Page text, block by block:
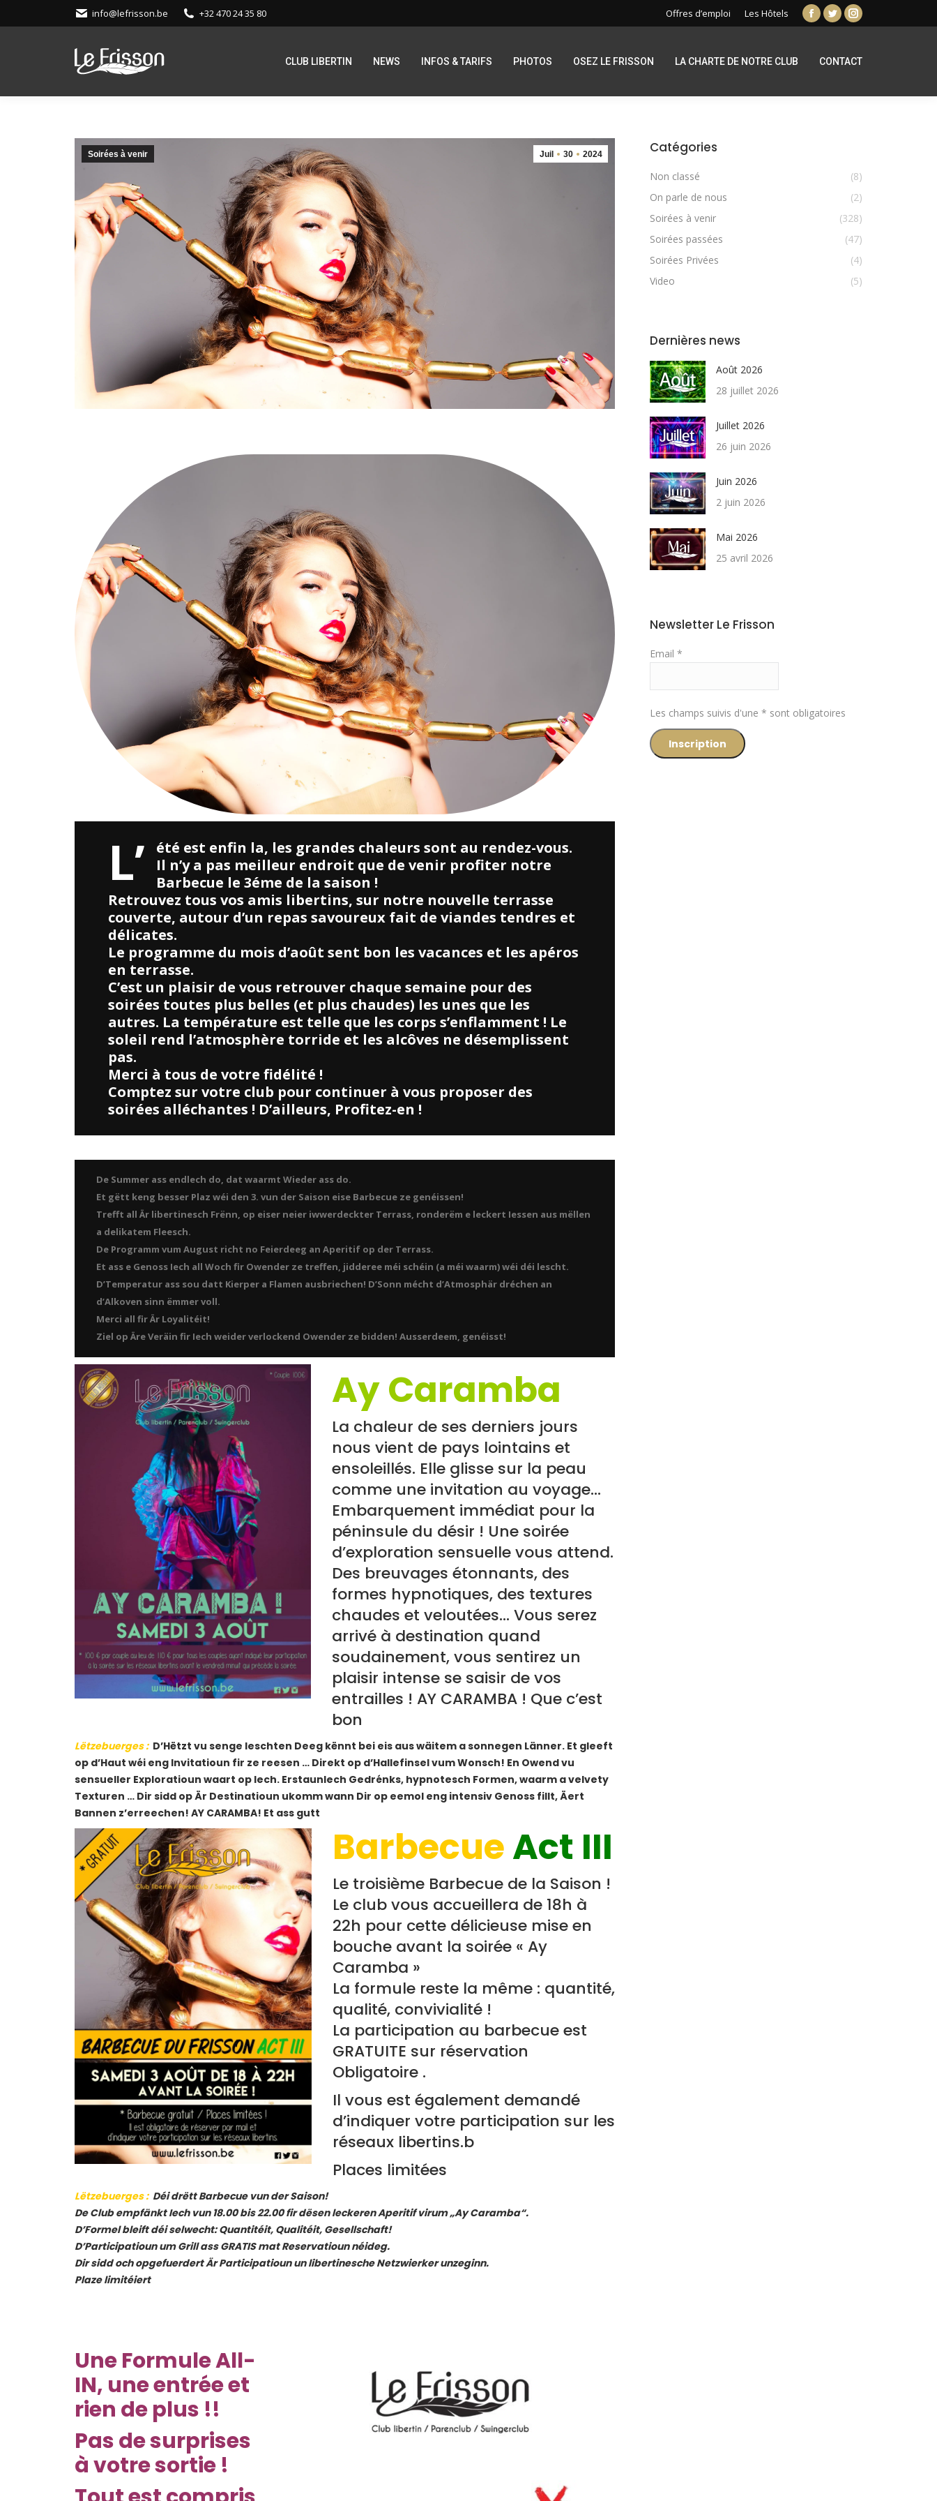
info@lefrisson.be +32 470 24 35 80 Offres d’emploi Les Hôtels
Facebook
opens
new
Twitter
opens
new
Instagram
opens
new
CLUB LIBERTIN NEWS INFOS & TARIFS PHOTOS OSEZ LE FRISSON LA CHARTE DE NOTRE CLUB CONTACT
Juil 30 2024
Soirées à venir
L’
été est enfin la, les grandes chaleurs sont au rendez-vous.
Il n’y a pas meilleur endroit que de venir profiter notre
Barbecue le 3éme de la saison !
Retrouvez tous vos amis libertins, sur notre nouvelle terrasse
couverte, autour d’un repas savoureux fait de viandes tendres et
délicates.
Le programme du mois d’août sent bon les vacances et les apéros
en terrasse.
C’est un plaisir de vous retrouver chaque semaine pour des
soirées toutes plus belles (et plus chaudes) les unes que les
autres. La température est telle que les corps s’enflamment ! Le
soleil rend l’atmosphère torride et les alcôves ne désemplissent
pas.
Merci à tous de votre fidélité !
Comptez sur votre club pour continuer à vous proposer des
soirées alléchantes ! D’ailleurs, Profitez-en !
De Summer ass endlech do, dat waarmt Wieder ass do.
Et gëtt keng besser Plaz wéi den 3. vun der Saison eise Barbecue ze genéissen!
Trefft all Är libertinesch Frënn, op eiser neier iwwerdeckter Terrass, ronderëm e leckert Iessen aus mëllen
a delikatem Fleesch.
De Programm vum August richt no Feierdeeg an Aperitif op der Terrass.
Et ass e Genoss Iech all Woch fir Owender ze treffen, jidderee méi schéin (a méi waarm) wéi déi lescht.
D’Temperatur ass sou datt Kierper a Flamen ausbriechen! D’Sonn mécht d’Atmosphär dréchen an
d’Alkoven sinn ëmmer voll.
Merci all fir Är Loyalitéit!
Ziel op Äre Veräin fir Iech weider verlockend Owender ze bidden! Ausserdeem, genéisst!
Ay Caramba
La chaleur de ses derniers jours
nous vient de pays lointains et
ensoleillés. Elle glisse sur la peau
comme une invitation au voyage…
Embarquement immédiat pour la
péninsule du désir ! Une soirée
d’exploration sensuelle vous attend.
Des breuvages étonnants, des
formes hypnotiques, des textures
chaudes et veloutées… Vous serez
arrivé à destination quand
soudainement, vous sentirez un
plaisir intense se saisir de vos
entrailles ! AY CARAMBA ! Que c’est
bon
Lëtzebuerges: D’Hëtzt vu senge leschten Deeg kënnt bei eis aus wäitem a sonnegen Länner. Et gleeft
op d’Haut wéi eng Invitatioun fir ze reesen … Direkt op d’Hallefinsel vum Wonsch! En Owend vu
sensueller Exploratioun waart op Iech. Erstaunlech Gedrénks, hypnotesch Formen, waarm a velvety
Texturen … Dir sidd op Är Destinatioun ukomm wann Dir op eemol eng intensiv Genoss fillt, Äert
Bannen z’erreechen! AY CARAMBA! Et ass gutt
BarbecueAct III
Le troisième Barbecue de la Saison !
Le club vous accueillera de 18h à
22h pour cette délicieuse mise en
bouche avant la soirée « Ay
Caramba »
La formule reste la même : quantité,
qualité, convivialité !
La participation au barbecue est
GRATUITE sur réservation
Obligatoire .
Il vous est également demandé
d’indiquer votre participation sur les
réseaux libertins.b
Places limitées
Lëtzebuerges:Déi drëtt Barbecue vun der Saison!
De Club empfänkt Iech vun 18.00 bis 22.00 fir dësen leckeren Aperitif virum „Ay Caramba“.
D’Formel bleift déi selwecht: Quantitéit, Qualitéit, Gesellschaft!
D’Participatioun um Grill ass GRATIS mat Reservatioun néideg.
Dir sidd och opgefuerdert Är Participatioun un libertinesche Netzwierker unzeginn.
Plaze limitéiert
UneFormule All-
IN, une entrée et
rien de plus !!
Pas de surprises
à votre sortie !
Catégories
Non classé
(8)
On parle de nous
(2)
Soirées à venir
(328)
Soirées passées
(47)
Soirées Privées
(4)
Video
(5)
Dernières news
Août 2026
28 juillet 2026
Juillet 2026
26 juin 2026
Juin 2026
2 juin 2026
Mai 2026
25 avril 2026
Newsletter Le Frisson
Email *
Les champs suivis d'une * sont obligatoires